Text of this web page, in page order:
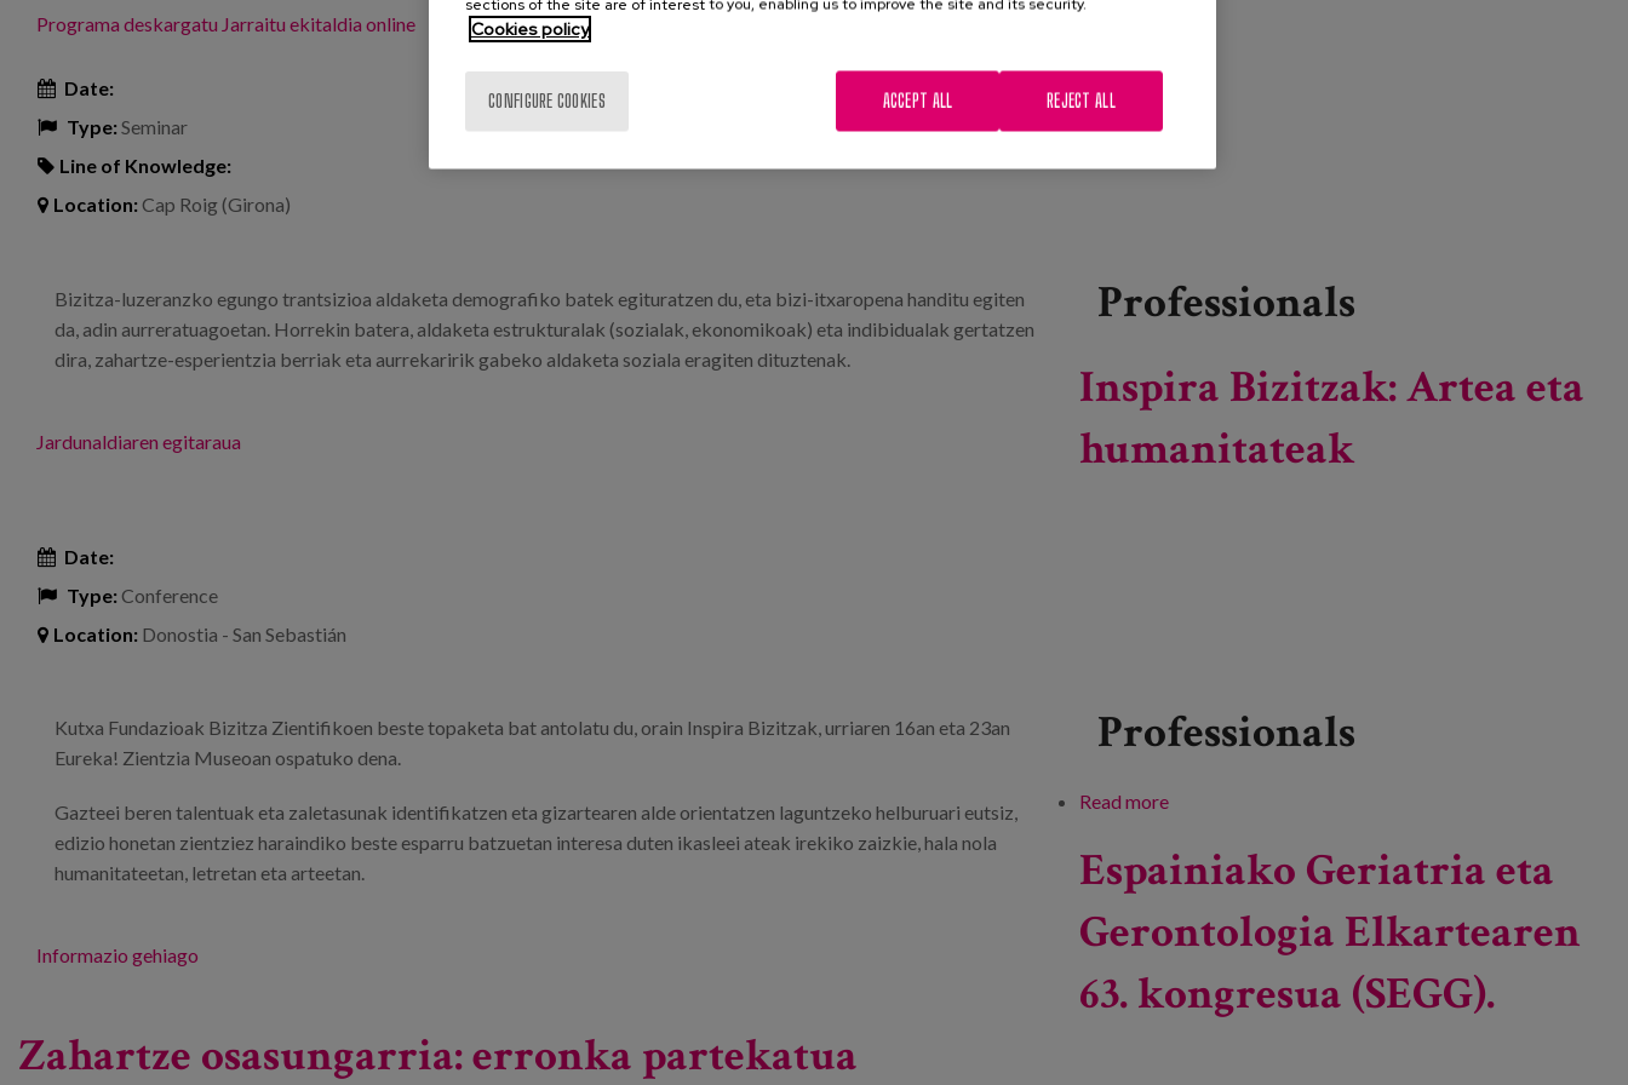
Programa deskargatu Jarraitu ekitaldia online
Date:
Type:Seminar
Line of Knowledge:
Location:Cap Roig (Girona)
Bizitza-luzeranzko egungo trantsizioa aldaketa demografiko batek egituratzen du, eta bizi-itxaropena handitu egiten
da, adin aurreratuagoetan. Horrekin batera, aldaketa estrukturalak (sozialak, ekonomikoak) eta indibidualak gertatzen
dira, zahartze-esperientzia berriak eta aurrekaririk gabeko aldaketa soziala eragiten dituztenak.
Jardunaldiaren egitaraua
Professionals
Inspira Bizitzak: Artea eta
humanitateak
Date:
Type:Conference
Location: Donostia - San Sebastián
Kutxa Fundazioak Bizitza Zientifikoen beste topaketa bat antolatu du, orain Inspira Bizitzak, urriaren 16an eta 23an
Eureka! Zientzia Museoan ospatuko dena.
Gazteei beren talentuak eta zaletasunak identifikatzen eta gizartearen alde orientatzen laguntzeko helburuari eutsiz,
edizio honetan zientziez haraindiko beste esparru batzuetan interesa duten ikasleei ateak irekiko zaizkie, hala nola
humanitateetan, letretan eta arteetan.
Informazio gehiago
Professionals
Read more
Espainiako Geriatria eta
Gerontologia Elkartearen
63. kongresua (SEGG).
Zahartze osasungarria: erronka partekatua
sections of the site are of interest to you, enabling us to improve the site and its security.
Cookies policy
CONFIGURE COOKIES REJECT ALL
ACCEPT ALL